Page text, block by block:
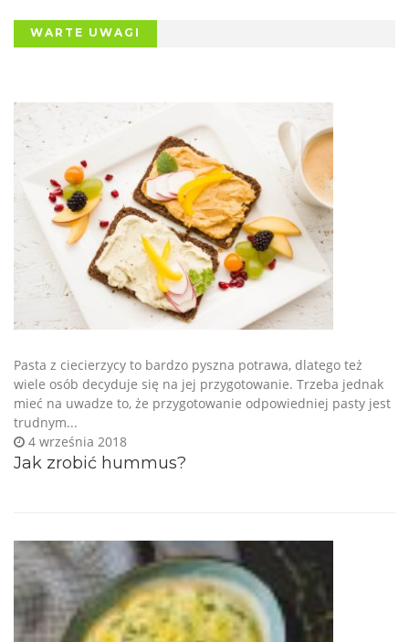
WARTE UWAGI
Jak zrobić hummus?
4 września 2018
Pasta z ciecierzycy to bardzo pyszna potrawa, dlatego też
wiele osób decyduje się na jej przygotowanie. Trzeba jednak
mieć na uwadze to, że przygotowanie odpowiedniej pasty jest
trudnym...